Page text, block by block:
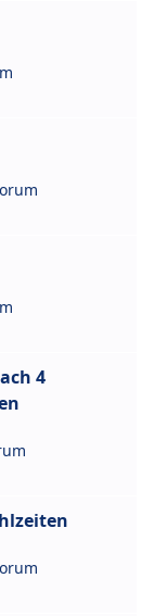
4